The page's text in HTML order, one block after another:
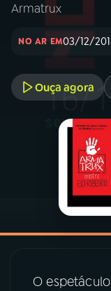
INÍCIO
A RÁDIO
Armatrux
NO AR EM03/12/
Ouça agora
O espetáculo